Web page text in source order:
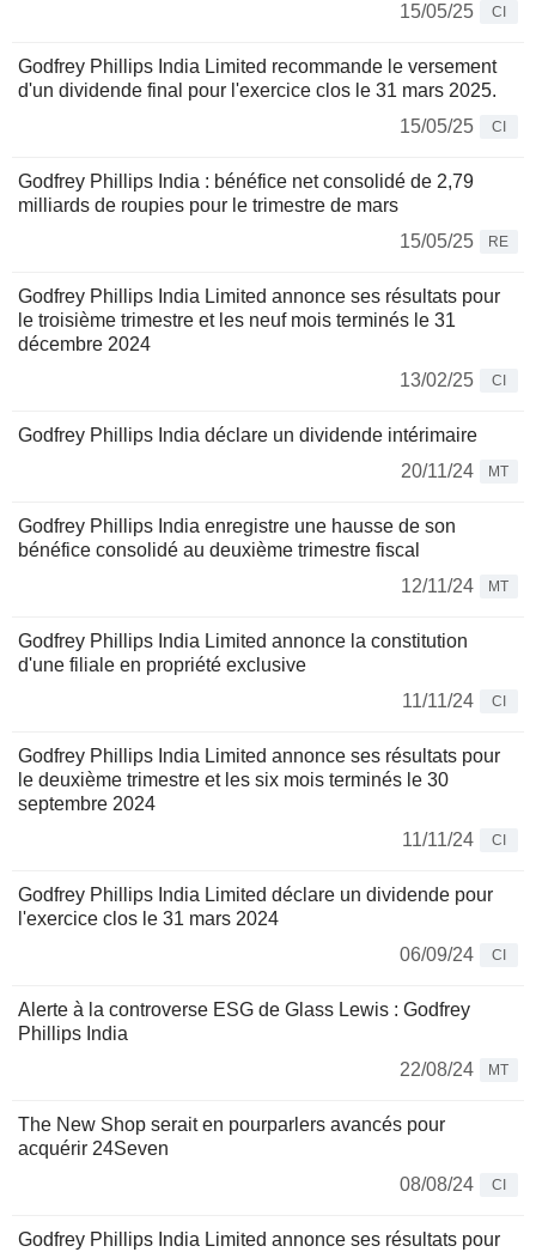
15/05/25 CI
Godfrey Phillips India Limited recommande le versement
d'un dividende final pour l'exercice clos le 31 mars 2025.
15/05/25
CI
Godfrey Phillips India : bénéfice net consolidé de 2,79
milliards de roupies pour le trimestre de mars
15/05/25
RE
Godfrey Phillips India Limited annonce ses résultats pour
le troisième trimestre et les neuf mois terminés le 31
décembre 2024
13/02/25
CI
Godfrey Phillips India déclare un dividende intérimaire
20/11/24
MT
Godfrey Phillips India enregistre une hausse de son
bénéfice consolidé au deuxième trimestre fiscal
12/11/24
MT
Godfrey Phillips India Limited annonce la constitution
d'une filiale en propriété exclusive
11/11/24
CI
Godfrey Phillips India Limited annonce ses résultats pour
le deuxième trimestre et les six mois terminés le 30
septembre 2024
11/11/24
CI
Godfrey Phillips India Limited déclare un dividende pour
l'exercice clos le 31 mars 2024
06/09/24
CI
Alerte à la controverse ESG de Glass Lewis : Godfrey
Phillips India
22/08/24
MT
The New Shop serait en pourparlers avancés pour
acquérir 24Seven
08/08/24
CI
Godfrey Phillips India Limited annonce ses résultats pour